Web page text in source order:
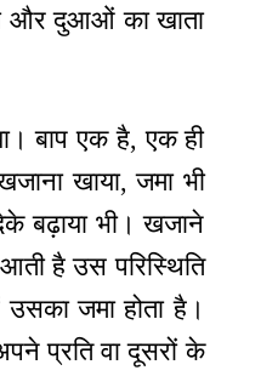
और दुआओं का खाता
बाप एक है, एक ही
खाया, जमा भी
बढ़ाया भी। खजाने
है उस परिस्थिति
उसका जमा होता है।
प्रति वा दूसरों के